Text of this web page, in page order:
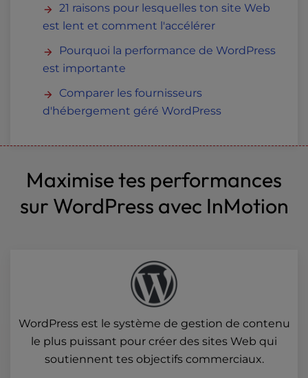
21 raisons pour lesquelles ton site Web
est lent et comment l'accélérer
Pourquoi la performance de WordPress
est importante
Comparer les fournisseurs
d'hébergement géré WordPress
Maximise tes performances
sur WordPress avec InMotion
WordPress est le système de gestion de contenu
le plus puissant pour créer des sites Web qui
soutiennent tes objectifs commerciaux.